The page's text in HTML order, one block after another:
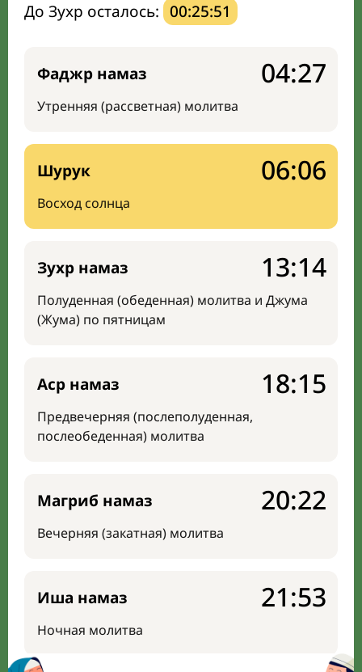
До Зухр осталось: 00:25:50
Фаджр намаз
Утренняя (рассветная) молитва
04:27
Шурук
Восход солнца
06:06
Зухр намаз
Полуденная (обеденная) молитва и Джума
(Жума) по пятницам
13:14
Аср намаз
Предвечерняя (послеполуденная,
послеобеденная) молитва
18:15
Магриб намаз
Вечерняя (закатная) молитва
20:22
Иша намаз
Ночная молитва
21:53